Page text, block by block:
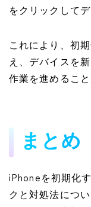
をクリックして
これにより、初
え、デバイスを
作業を進めること
まとめ
iPhoneを初期化
クと対処法につ